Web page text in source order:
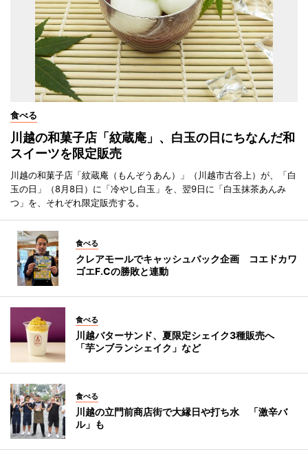
食べる
川越の和菓子店「紋蔵庵」、白玉の日にちなんだ和
スイーツを限定販売
川越の和菓子店「紋蔵庵（もんぞうあん）」（川越市古谷上）が、「白
玉の日」（8月8日）に「冷やし白玉」を、翌9日に「白玉抹茶あんみ
つ」を、それぞれ限定販売する。
食べる
クレアモールでキャッシュバック企画 コエドカワ
ゴエF.Cの勝敗と連動
食べる
川越バターサンド、夏限定シェイク3種販売へ
「芋ンブランシェイク」など
食べる
川越の立門前商店街で大縁日や打ち水 「激辛バ
ル」も